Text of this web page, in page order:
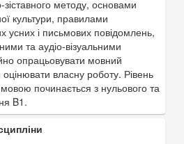
методу, основами
культури, правилами
усних і письмових повідомлень,
та аудіо-візуальними
опрацьовувати мовний
власну роботу. Рівень
починається з нульового та
B1.